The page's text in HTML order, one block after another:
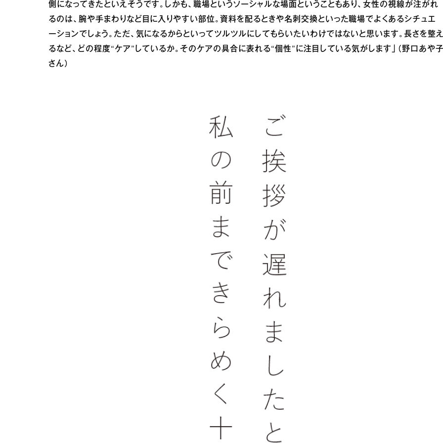
側になってきたといえそうです。しかも、職場というソーシャルな場面ということもあり、女性の視線が注がれ
るのは、腕や手まわりなど目に入りやすい部位。資料を配るときや名刺交換といった職場でよくあるシチュエ
ーションでしょう。ただ、気になるからといってツルツルにしてもらいたいわけではないと思います。長さを整
るなど、どの程度“ケア”しているか。そのケアの具合に表れる“個性”に注目している気がします」（野口あや
さん）